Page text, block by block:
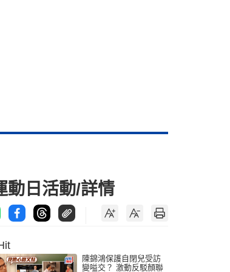
動日活動/詳情
陳錦鴻保護自閉兒受訪
變嗌交？ 激動反駁顏聯